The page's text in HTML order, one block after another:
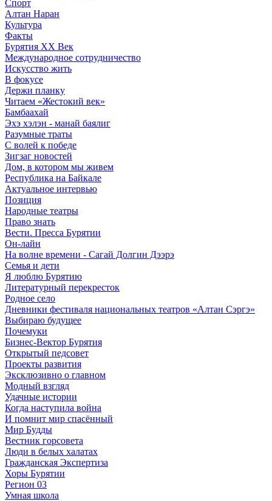
Спорт
Алтан Наран
Культура
Факты
Бурятия XX Век
Международное сотрудничество
Искусство жить
В фокусе
Держи планку
Читаем «Жестокий век»
Бамбаахай
Эхэ хэлэн - манай баялиг
Разумные траты
С волей к победе
Зигзаг новостей
Дом, в котором мы живем
Республика на Байкале
Актуальное интервью
Позиция
Народные театры
Право знать
Вести. Пресса Бурятии
Он-лайн
На волне времени - Сагай Долгин Дээрэ
Семья и дети
Я люблю Бурятию
Литературный перекресток
Родное село
Дневники фестиваля национальных театров «Алтан Сэргэ»
Выбираю будущее
Почемуки
Бизнес-Вектор Бурятия
Открытый педсовет
Проекты развития
Эксклюзивно о главном
Модный взгляд
Удачные истории
Когда наступила война
И помнит мир спасённый
Мир Будды
Вестник горсовета
Люди в белых халатах
Гражданская Экспертиза
Хоры Бурятии
Регион 03
Умная школа